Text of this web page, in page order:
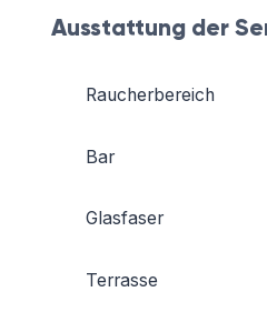
Ausstattung der
Raucherbereich
Bar
Glasfaser
Terrasse